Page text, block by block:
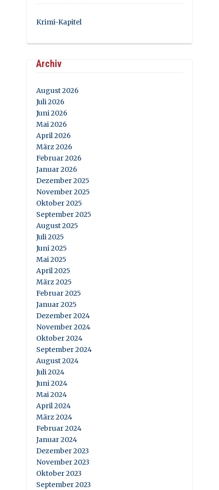
Krimi-Kapitel
Archiv
August 2026
Juli 2026
Juni 2026
Mai 2026
April 2026
März 2026
Februar 2026
Januar 2026
Dezember 2025
November 2025
Oktober 2025
September 2025
August 2025
Juli 2025
Juni 2025
Mai 2025
April 2025
März 2025
Februar 2025
Januar 2025
Dezember 2024
November 2024
Oktober 2024
September 2024
August 2024
Juli 2024
Juni 2024
Mai 2024
April 2024
März 2024
Februar 2024
Januar 2024
Dezember 2023
November 2023
Oktober 2023
September 2023